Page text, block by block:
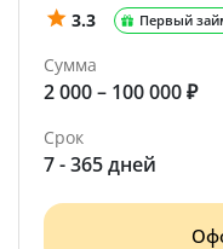
3.3 Первый
Сумма
2 000 – 100 000 ₽
Срок
7 - 365 дней